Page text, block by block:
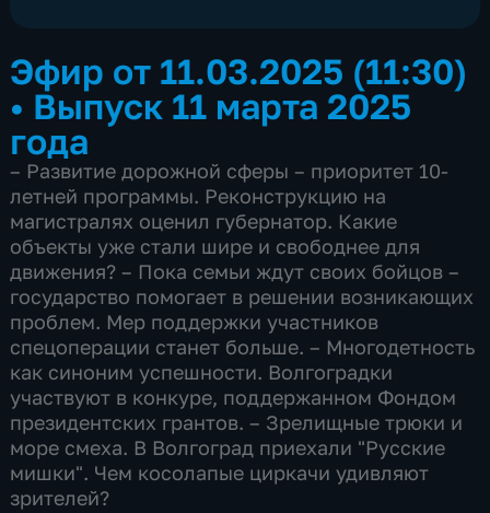
Эфир от 11.03.2025 (11:30)
• Выпуск 11 марта 2025
года
– Развитие дорожной сферы – приоритет 10-
летней программы. Реконструкцию на
магистралях оценил губернатор. Какие
объекты уже стали шире и свободнее для
движения? – Пока семьи ждут своих бойцов –
государство помогает в решении возникающих
проблем. Мер поддержки участников
спецоперации станет больше. – Многодетность
как синоним успешности. Волгоградки
участвуют в конкуре, поддержанном Фондом
президентских грантов. – Зрелищные трюки и
море смеха. В Волгоград приехали "Русские
мишки". Чем косолапые циркачи удивляют
зрителей?